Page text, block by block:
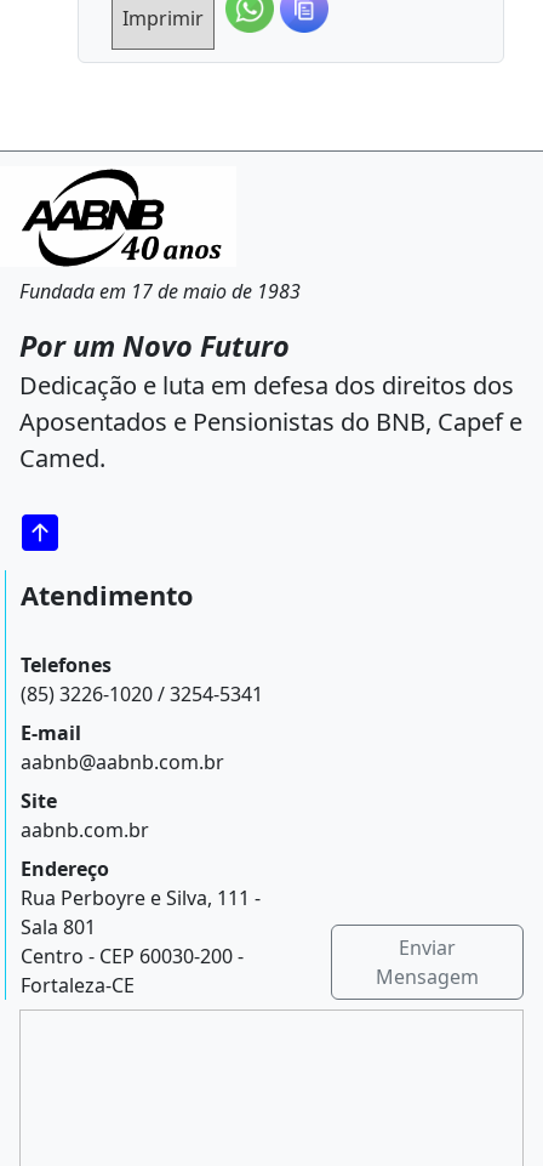
Imprimir
Fundada em 17 de maio de 1983
Por um Novo Futuro
Dedicação e luta em defesa dos direitos dos
Aposentados e Pensionistas do BNB, Capef e
Camed.
Atendimento
Telefones
(85) 3226-1020 / 3254-5341
E-mail
aabnb@aabnb.com.br
Site
aabnb.com.br
Endereço
Rua Perboyre e Silva, 111 -
Sala 801
Centro - CEP 60030-200 -
Fortaleza-CE
Enviar
Mensagem